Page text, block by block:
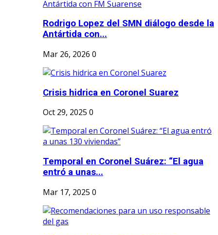
Rodrigo Lopez del SMN diálogo desde la
Antártida con...
Mar 26, 2026 0
Crisis hidrica en Coronel Suarez
Oct 29, 2025 0
Temporal en Coronel Suárez: “El agua
entró a unas...
Mar 17, 2025 0